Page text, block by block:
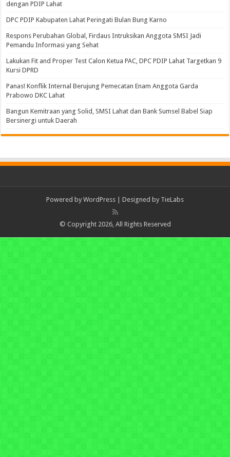
dengan PDIP Lahat
DPC PDIP Kabupaten Lahat Peringati Bulan Bung Karno
Respons Perubahan Global, Firdaus Intruksikan Anggota SMSI Jadi
Pemandu Informasi yang Sehat
Lakukan Fit and Proper Test Calon Ketua PAC, DPC PDIP Lahat Targetkan 9
Kursi DPRD
Panas! Konflik Internal Berujung Pemecatan Enam Anggota Garda
Prabowo DKC Lahat
Bangun Kemitraan yang Solid, SMSI Lahat dan Bank Sumsel Babel Siap
Bersinergi untuk Daerah
Powered by WordPress | Designed by TieLabs
© Copyright 2026, All Rights Reserved